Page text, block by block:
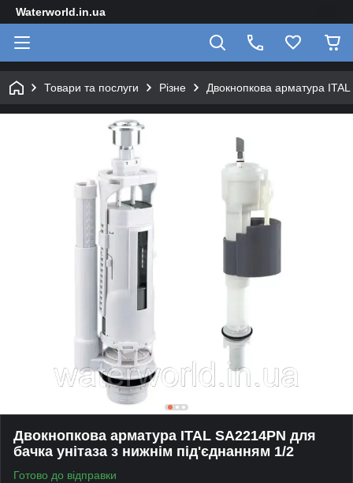
Waterworld.in.ua
Товари та послуги Різне Двокнопкова арматура
Двокнопкова арматура ITAL SA2214PN для
бачка унітаза з нижнім під'єднанням 1/2
Готово до відправки